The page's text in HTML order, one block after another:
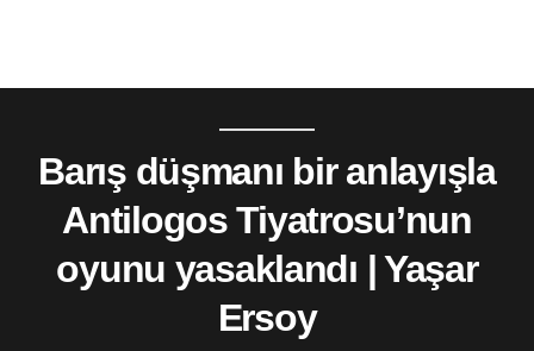
Barış düşmanı bir anlayışla
Antilogos Tiyatrosu’nun
oyunu yasaklandı | Yaşar
Ersoy